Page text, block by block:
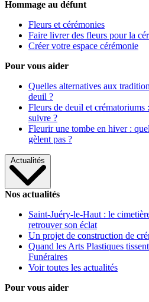
Hommage au défunt
Fleurs et cérémonies
Faire livrer des fleurs pour la
Créer votre espace cérémonie
Pour vous aider
Quelles alternatives aux
deuil ?
Fleurs de deuil et crématoriums
suivre ?
Fleurir une tombe en hiver :
gèlent pas ?
Actualités
Nos actualités
Saint-Juéry-le-Haut : le
retrouver son éclat
Un projet de construction de
Quand les Arts Plastiques
Funéraires
Voir toutes les actualités
Pour vous aider